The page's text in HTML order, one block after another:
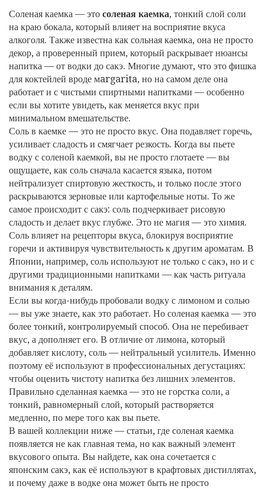
Соленая каемка — это соленая каемка, тонкий слой соли
на краю бокала, который влияет на восприятие вкуса
алкоголя. Также известна как сольная каемка, она не просто
декор, а проверенный прием, который раскрывает нюансы
напитка — от водки до сакэ. Многие думают, что это фишка
для коктейлей вроде мargarita, но на самом деле она
работает и с чистыми спиртными напитками — особенно
если вы хотите увидеть, как меняется вкус при
минимальном вмешательстве.
Соль в каемке — это не просто вкус. Она подавляет горечь,
усиливает сладость и смягчает резкость. Когда вы пьете
водку с соленой каемкой, вы не просто глотаете — вы
ощущаете, как соль сначала касается языка, потом
нейтрализует спиртовую жесткость, и только после этого
раскрываются зерновые или картофельные ноты. То же
самое происходит с сакэ: соль подчеркивает рисовую
сладость и делает вкус глубже. Это не магия — это химия.
Соль влияет на рецепторы вкуса, блокируя восприятие
горечи и активируя чувствительность к другим ароматам. В
Японии, например, соль используют не только с сакэ, но и с
другими традиционными напитками — как часть ритуала
внимания к деталям.
Если вы когда-нибудь пробовали водку с лимоном и солью
— вы уже знаете, как это работает. Но соленая каемка — это
более тонкий, контролируемый способ. Она не перебивает
вкус, а дополняет его. В отличие от лимона, который
добавляет кислоту, соль — нейтральный усилитель. Именно
поэтому её используют в профессиональных дегустациях:
чтобы оценить чистоту напитка без лишних элементов.
Правильно сделанная каемка — это не горстка соли, а
тонкий, равномерный слой, который растворяется
медленно, по мере того как вы пьете.
В вашей коллекции ниже — статьи, где соленая каемка
появляется не как главная тема, но как важный элемент
вкусового опыта. Вы найдете, как она сочетается с
японским сакэ, как её используют в крафтовых дистиллятах,
и почему даже в водке она может быть не просто